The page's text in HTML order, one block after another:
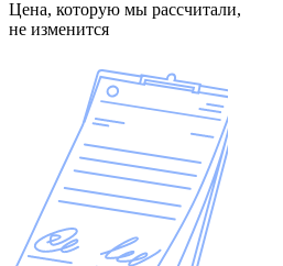
Цена, которую мы рассчитали,
не изменится